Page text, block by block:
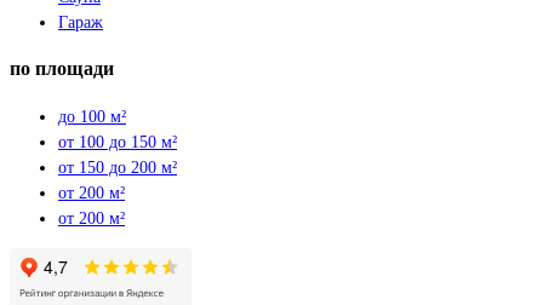
Гараж
по площади
до 100 м²
от 100 до 150 м²
от 150 до 200 м²
от 200 м²
от 200 м²